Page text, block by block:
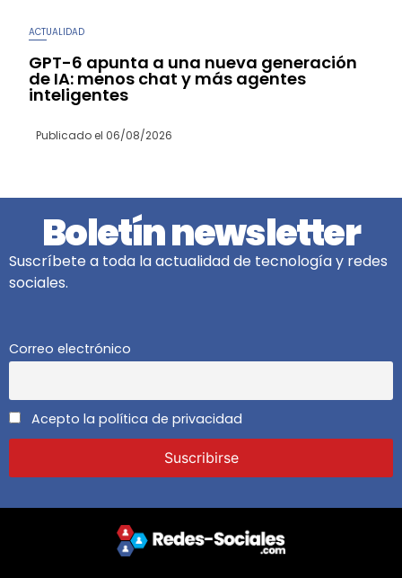
ACTUALIDAD
GPT-6 apunta a una nueva generación
de IA: menos chat y más agentes
inteligentes
Publicado el 06/08/2026
Boletín newsletter
Suscríbete a toda la actualidad de tecnología y redes
sociales.
Correo electrónico
Acepto la política de privacidad